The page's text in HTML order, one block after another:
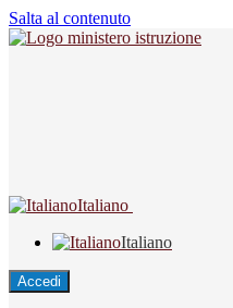
Salta al contenuto
Italiano
Italiano
Accedi